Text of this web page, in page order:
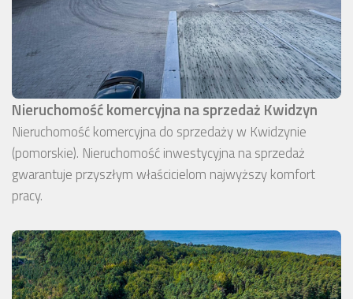
Nieruchomość komercyjna na sprzedaż Kwidzyn
Nieruchomość komercyjna do sprzedaży w Kwidzynie
(pomorskie). Nieruchomość inwestycyjna na sprzedaż
gwarantuje przyszłym właścicielom najwyższy komfort
pracy.